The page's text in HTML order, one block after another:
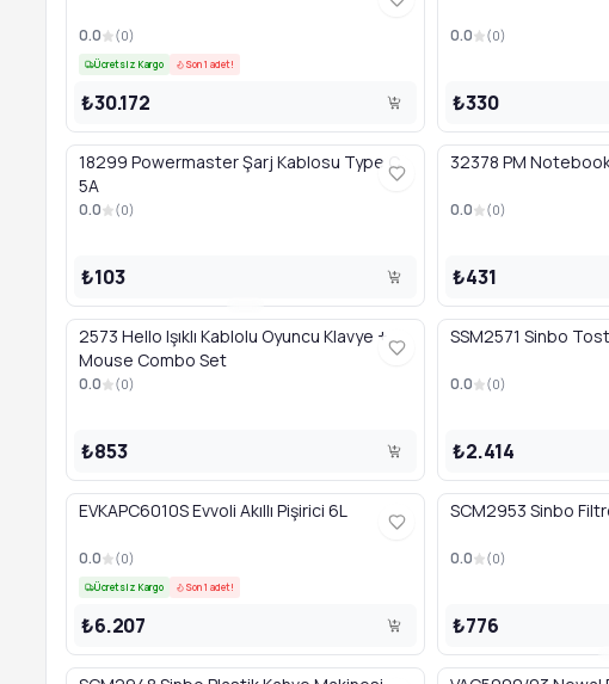
0.0 (0)
Ücretsiz Kargo Son 1 adet!
₺30.172
0.0 (0)
₺330
18299 Powermaster Şarj Kablosu Type C
5A
0.0 (0)
₺103
32378 PM
0.0 (0)
₺431
2573 Hello Işıklı Kablolu Oyuncu Klavye +
Mouse Combo Set
0.0 (0)
₺853
SSM2571 Sinbo
0.0 (0)
₺2.414
EVKAPC6010S Evvoli Akıllı Pişirici 6L
0.0 (0)
Ücretsiz Kargo Son 1 adet!
₺6.207
SCM2953 Sinbo
0.0 (0)
₺776